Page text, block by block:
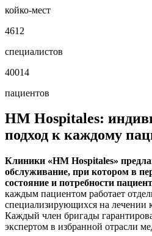
койко-мест
4612
специалистов
40014
пациентов
HM Hospitales:
подход к каждому
Клиники «HM Hospitales»
обслуживание, при котором в
состояние и потребности
каждым пациентом работает
специализирующихся на лечении
Каждый член бригады
экспертом в избранной отрасли